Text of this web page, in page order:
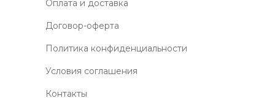
Оплата и доставка
Договор-оферта
Политика конфиденциальности
Условия соглашения
Контакты